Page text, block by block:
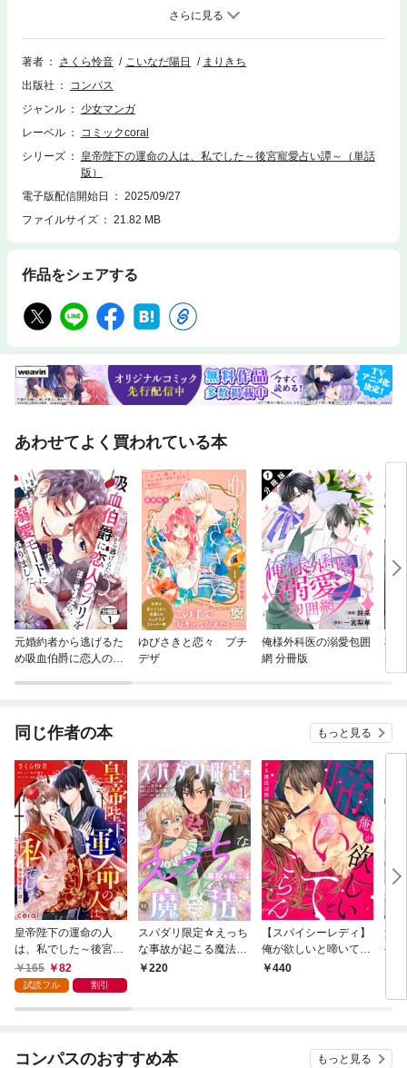
い師に「皇帝陛下の運命の女性」を占ってもらうことにした。占いの確か
な腕と、100年に一人しか手に入れられないある特別な力を持つ紅稟は、
その大役を務めることに。ところが、王宮に呼び出され、皇帝の前で早速
占ってみたところ、占いの結果として浮かび上がった相手は、なんと紅稟
んなの無理！ 悩んだ挙げ句、苦しまぎれに奏上した一言が、紅稟の運命
を大きく動かして――!?
著者 さくら怜音 こいなだ陽日
まりきち
出版社
コンパス
ジャンル
少女マンガ
レーベル
コミックcoral
シリーズ
皇帝陛下の運命の人は、私でした～後宮寵愛占い譚～（単話
版）
電子版配信開始日
2025/09/27
ファイルサイズ
21.82 MB
作品をシェアする
あわせてよく買われている本
元婚約者から逃げるた
め吸血伯爵に恋人のフ
ゆびさきと恋々 プチ
デザ
俺様外科医の溺愛包囲
網 分冊版
私
で
モ
同じ作者の本 もっと見る
皇帝陛下の運命の人
は、私でした～後宮寵
愛占い譚～（単話版
1）
165 82
試読フル 割引
スパダリ限定☆えっち
な事故が起こる魔法～
殿下のせいではありま
220
【スパイシーレディ】
俺が欲しいと啼いてご
らん～ドS彼氏は性欲
440
貴
公
コンパスのおすすめ本 もっと見る